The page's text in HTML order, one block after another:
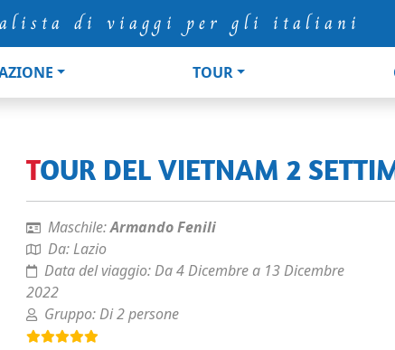
di viaggi per gli italiani
TOUR
TOUR DEL VIETNAM 2
Maschile:Armando Fenili
Da:Lazio
Data del viaggio:Da 4 Dicembre a 13 Dicembre
2022
Gruppo:Di 2 persone